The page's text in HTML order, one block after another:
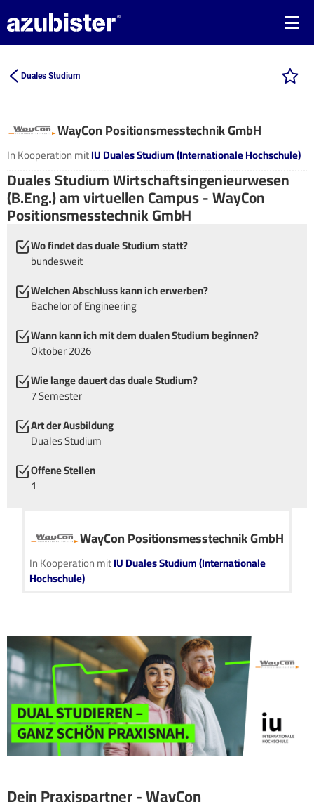
Duales Studium
WayCon Positionsmesstechnik GmbH
In Kooperation mitIU Duales Studium (Internationale Hochschule)
Duales Studium Wirtschaftsingenieurwesen
(B.Eng.) am virtuellen Campus - WayCon
Positionsmesstechnik GmbH
Wo findet das duale Studium statt?
bundesweit
Welchen Abschluss kann ich erwerben?
Bachelor of Engineering
Wann kann ich mit dem dualen Studium beginnen?
Oktober 2026
Wie lange dauert das duale Studium?
7 Semester
Art der Ausbildung
Duales Studium
Offene Stellen
1
WayCon Positionsmesstechnik GmbH
In Kooperation mitIU Duales Studium (Internationale
Hochschule)